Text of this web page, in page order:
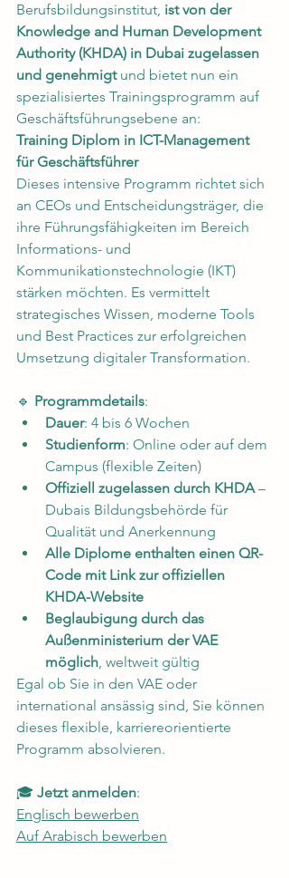
Berufsbildungsinstitut, ist von der
Knowledge and Human Development
Authority (KHDA) in Dubai zugelassen
und genehmigt und bietet nun ein
spezialisiertes Trainingsprogramm auf
Geschäftsführungsebene an:
Training Diplom in ICT-Management
für Geschäftsführer
Dieses intensive Programm richtet sich
an CEOs und Entscheidungsträger, die
ihre Führungsfähigkeiten im Bereich
Informations- und
Kommunikationstechnologie (IKT)
stärken möchten. Es vermittelt
strategisches Wissen, moderne Tools
und Best Practices zur erfolgreichen
Umsetzung digitaler Transformation.
🔹 Programmdetails:
Dauer: 4 bis 6 Wochen
Studienform: Online oder auf dem
Campus (flexible Zeiten)
Offiziell zugelassen durch KHDA –
Dubais Bildungsbehörde für
Qualität und Anerkennung
Alle Diplome enthalten einen QR-
Code mit Link zur offiziellen
KHDA-Website
Beglaubigung durch das
Außenministerium der VAE
möglich, weltweit gültig
Egal ob Sie in den VAE oder
international ansässig sind, Sie können
dieses flexible, karriereorientierte
Programm absolvieren.
🎓 Jetzt anmelden:
Englisch bewerben
Auf Arabisch bewerben